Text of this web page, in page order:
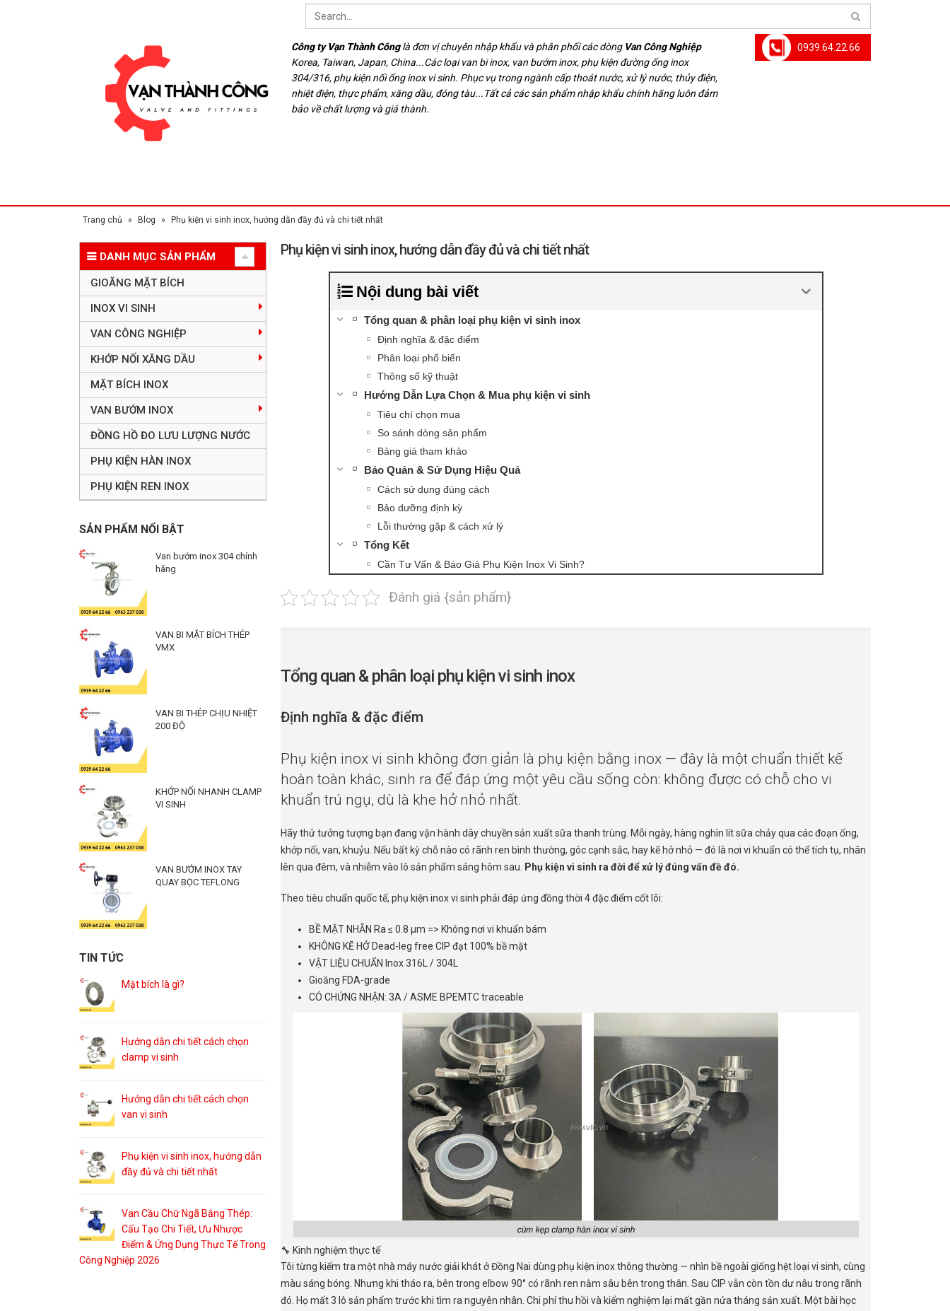
Công ty Vạn Thành Cônglà đơn vị chuyên nhập khẩu và phân phối các dòng Van Công Nghiệp
Korea, Taiwan, Japan, China...Các loại van bi inox, van bướm inox, phụ kiện đường ống inox
304/316, phụ kiện nối ống inox vi sinh. Phục vụ trong ngành cấp thoát nước, xử lý nước, thủy điện,
nhiệt điện, thực phẩm, xăng dầu, đóng tàu...Tất cả các sản phẩm nhập khẩu chính hãng luôn đảm
bảo về chất lượng và giá thành.
0939.64.22.66
Trang chủ » Blog » Phụ kiện vi sinh inox, hướng dẫn đầy đủ và chi tiết nhất
Phụ kiện vi sinh inox, hướng dẫn đầy đủ và chi tiết nhất
Nội dung bài viết
Tổng quan & phân loại phụ kiện vi sinh inox
Định nghĩa & đặc điểm
Phân loại phổ biến
Thông số kỹ thuật
Hướng Dẫn Lựa Chọn & Mua phụ kiện vi sinh
Tiêu chí chọn mua
So sánh dòng sản phẩm
Bảng giá tham khảo
Bảo Quản & Sử Dụng Hiệu Quả
Cách sử dụng đúng cách
Bảo dưỡng định kỳ
Lỗi thường gặp & cách xử lý
Tổng Kết
Cần Tư Vấn & Báo Giá Phụ Kiện Inox Vi Sinh?
Đánh giá {sản phẩm}
Tổng quan & phân loại phụ kiện vi sinh inox
Định nghĩa & đặc điểm
Phụ kiện inox vi sinh không đơn giản là phụ kiện bằng inox — đây là một chuẩn thiết kế
hoàn toàn khác, sinh ra để đáp ứng một yêu cầu sống còn: không được có chỗ cho vi
khuẩn trú ngụ, dù là khe hở nhỏ nhất.
Hãy thử tưởng tượng bạn đang vận hành dây chuyền sản xuất sữa thanh trùng. Mỗi ngày, hàng nghìn lít sữa chảy qua các đoạn ống,
khớp nối, van, khuỷu. Nếu bất kỳ chỗ nào có rãnh ren bình thường, góc cạnh sắc, hay kẽ hở nhỏ — đó là nơi vi khuẩn có thể tích tụ, nhân
lên qua đêm, và nhiễm vào lô sản phẩm sáng hôm sau.
Phụ kiện vi sinh ra đời để xử lý đúng vấn đề đó.
Theo tiêu chuẩn quốc tế, phụ kiện inox vi sinh phải đáp ứng đồng thời 4 đặc điểm cốt lõi:
BỀ MẶT NHẴN Ra ≤ 0.8 µm => Không nơi vi khuẩn bám
KHÔNG KẼ HỞ Dead-leg free CIP đạt 100% bề mặt
VẬT LIỆU CHUẨN Inox 316L / 304L
Gioăng FDA-grade
CÓ CHỨNG NHẬN: 3A / ASME BPEMTC traceable
🔧 Kinh nghiệm thực tế
Tôi từng kiểm tra một nhà máy nước giải khát ở Đồng Nai dùng phụ kiện inox thông thường — nhìn bề ngoài giống hệt loại vi sinh, cùng
màu sáng bóng. Nhưng khi tháo ra, bên trong elbow 90° có rãnh ren nằm sâu bên trong thân. Sau CIP vẫn còn tồn dư nâu trong rãnh
đó. Họ mất 3 lô sản phẩm trước khi tìm ra nguyên nhân. Chi phí thu hồi và kiểm nghiệm lại mất gần nửa tháng sản xuất. Một bài học
DANH MỤC SẢN PHẨM
GIOĂNG MẶT BÍCH
INOX VI SINH
VAN CÔNG NGHIỆP
KHỚP NỐI XĂNG DẦU
MẶT BÍCH INOX
VAN BƯỚM INOX
ĐỒNG HỒ ĐO LƯU LƯỢNG NƯỚC
PHỤ KIỆN HÀN INOX
PHỤ KIỆN REN INOX
SẢN PHẨM NỔI BẬT
Van bướm inox 304 chính
hãng
VAN BI MẶT BÍCH THÉP
VMX
VAN BI THÉP CHỊU NHIỆT
200 ĐỘ
KHỚP NỐI NHANH CLAMP
VI SINH
VAN BƯỚM INOX TAY
QUAY BỌC TEFLONG
TIN TỨC
Mặt bích là gì?
Hướng dẫn chi tiết cách chọn
clamp vi sinh
Hướng dẫn chi tiết cách chọn
van vi sinh
Phụ kiện vi sinh inox, hướng dẫn
đầy đủ và chi tiết nhất
Van Cầu Chữ Ngã Bằng Thép:
Cấu Tạo Chi Tiết, Ưu Nhược
Điểm & Ứng Dụng Thực Tế Trong
Công Nghiệp 2026